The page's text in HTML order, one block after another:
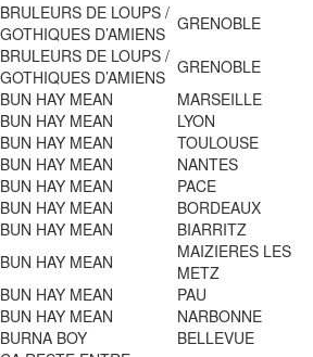
BRULEURS DE LOUPS /
GOTHIQUES D’AMIENS GRENOBLE
BRULEURS DE LOUPS /
GOTHIQUES D’AMIENS GRENOBLE
BUN HAY MEAN
MARSEILLE
BUN HAY MEAN
LYON
BUN HAY MEAN
TOULOUSE
BUN HAY MEAN
NANTES
BUN HAY MEAN
PACE
BUN HAY MEAN
BORDEAUX
BUN HAY MEAN
BIARRITZ
BUN HAY MEAN
MAIZIERES LES
METZ
BUN HAY MEAN
PAU
BUN HAY MEAN
NARBONNE
BURNA BOY
BELLEVUE